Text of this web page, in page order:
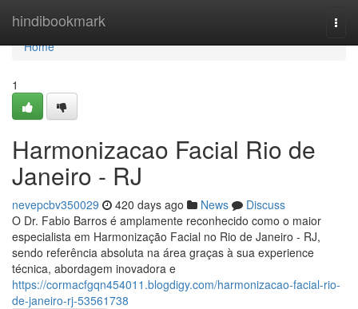
hindibookmark
Home
Home
1
Harmonizacao Facial Rio de
Janeiro - RJ
nevepcbv350029 420 days ago News
Discuss
O Dr. Fabio Barros é amplamente reconhecido como o maior
especialista em Harmonização Facial no Rio de Janeiro - RJ,
sendo referência absoluta na área graças à sua experience
técnica, abordagem inovadora e
https://cormacfgqn454011.blogdigy.com/harmonizacao-facial-rio-
de-janeiro-rj-53561738